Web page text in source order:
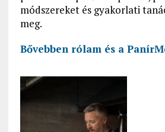
módszereket és gyakorlati
meg.
Bővebben rólam és a